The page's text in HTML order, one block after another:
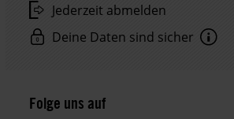
Jederzeit abmelden
Deine Daten sind sicher
Folge uns auf